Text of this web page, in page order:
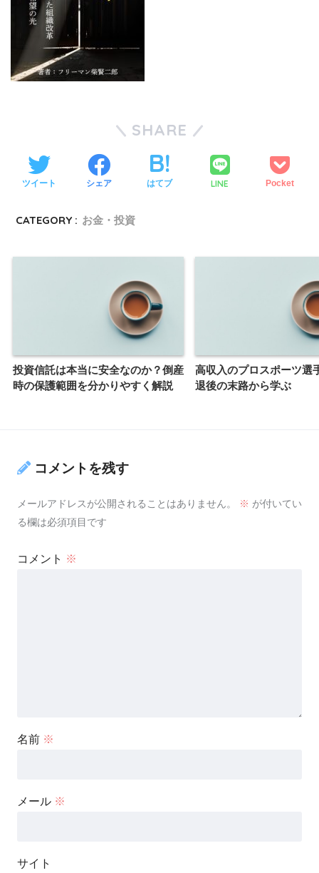
SHARE
ツイート シェア はてブ LINE Pocket
CATEGORY : お金・投資
投資信託は本当に安全なのか？倒産
時の保護範囲を分かりやすく解説
高収入のプロスポーツ
退後の末路から学ぶ
コメントを残す
メールアドレスが公開されることはありません。 ※ が付いてい
る欄は必須項目です
コメント ※
名前 ※
メール ※
サイト